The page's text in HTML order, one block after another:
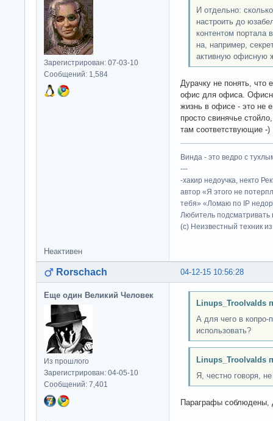
Зарегистрирован: 07-03-10
Сообщений: 1,584
И отдельно:
настроить до
контентом портала
на, например,
активную офисную
Дурачку не понять, что
офис для офиса.
жизнь в офисе - это не
просто свинячье
там соответствующие -)
Винда - это ведро с
---
-хакир недоучка, некто
автор «Я этого не
тебя» «Ломаю по IP
Любитель подсматривать
(c) Неизвестный техник
Неактивен
04-12-15 10:56:28
Rorschach
Еще один Великий Человек
Из прошлого
Зарегистрирован: 04-05-10
Сообщений: 7,401
Linups_Troolvalds
А для чего в копро-
использовать?
Linups_Troolvalds
Я, честно говоря,
Параграфы соблюдены,